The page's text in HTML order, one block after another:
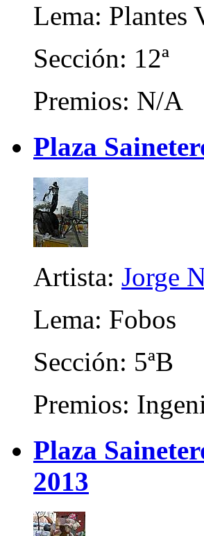
Lema: Plantes
Sección: 12ª
Premios: N/A
Plaza
Artista: Jorge
Lema: Fobos
Sección: 5ªB
Premios:
Plaza
2013